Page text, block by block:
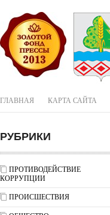
ГЛАВНАЯ КАРТА САЙТА
РУБРИКИ
ПРОТИВОДЕЙСТВИЕ
КОРРУПЦИИ
ПРОИСШЕСТВИЯ